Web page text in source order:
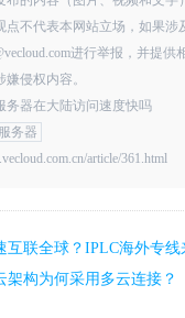
点不代表本网站立场，如果涉
进行举报，并提供
侵权内容。
务器在大陆访问速度快吗
务器
article/361.html
互联全球？IPLC海外专线
架构为何采用多云连接？